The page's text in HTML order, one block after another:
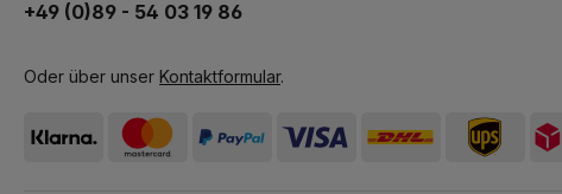
+49 (0)89 - 54 03 19 86
Oder über unser Kontaktformular.